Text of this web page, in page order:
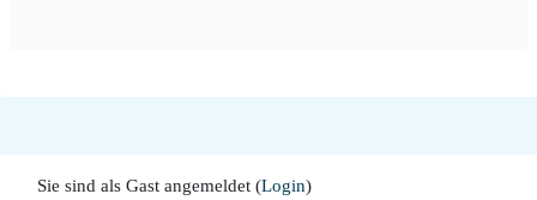
Sie sind als Gast angemeldet (Login)